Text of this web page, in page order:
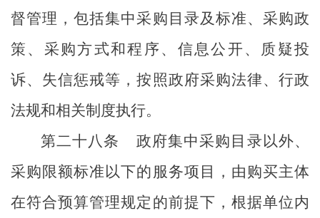
督管理，包括集中采购目录及标准、采购政
策、采购方式和程序、信息公开、质疑投
诉、失信惩戒等，按照政府采购法律、行政
法规和相关制度执行。
第二十八条
政府集中采购目录以外、
采购限额标准以下的服务项目，由购买主体
在符合预算管理规定的前提下， 根据单位内